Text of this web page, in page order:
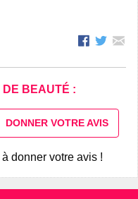
DE BEAUTÉ :
DONNER VOTRE AVIS
donner votre avis !